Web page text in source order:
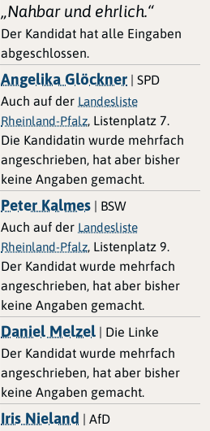
„Nahbar und ehrlich.“
Der Kandidat hat alle Eingaben
abgeschlossen.
Angelika Glöckner | SPD
Auch auf der Landesliste
Rheinland-Pfalz , Listenplatz 7.
Die Kandidatin wurde mehrfach
angeschrieben, hat aber bisher
keine Angaben gemacht.
Peter Kalmes | BSW
Auch auf der Landesliste
Rheinland-Pfalz , Listenplatz 9.
Der Kandidat wurde mehrfach
angeschrieben, hat aber bisher
keine Angaben gemacht.
Daniel Melzel | Die Linke
Der Kandidat wurde mehrfach
angeschrieben, hat aber bisher
keine Angaben gemacht.
Iris Nieland | AfD